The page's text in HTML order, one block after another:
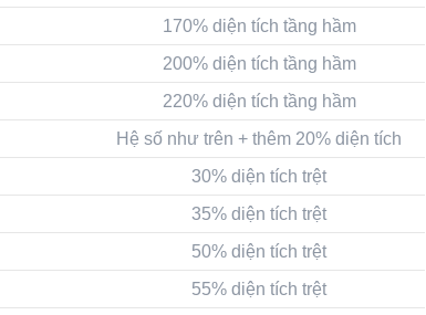
170% diện tích tầng hầm
200% diện tích tầng hầm
220% diện tích tầng hầm
Hệ số như trên + thêm 20% diện tích
30% diện tích trệt
35% diện tích trệt
50% diện tích trệt
55% diện tích trệt